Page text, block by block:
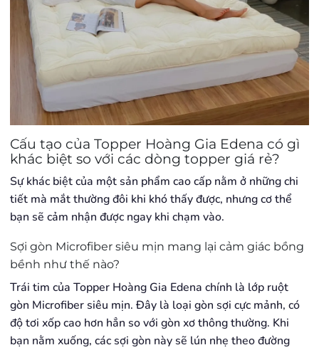
Cấu tạo của Topper Hoàng Gia Edena có gì
khác biệt so với các dòng topper giá rẻ?
Sự khác biệt của một sản phẩm cao cấp nằm ở những chi
tiết mà mắt thường đôi khi khó thấy được, nhưng cơ thể
bạn sẽ cảm nhận được ngay khi chạm vào.
Sợi gòn Microfiber siêu mịn mang lại cảm giác bồng
bềnh như thế nào?
Trái tim của Topper Hoàng Gia Edena chính là lớp ruột
gòn Microfiber siêu mịn. Đây là loại gòn sợi cực mảnh, có
độ tơi xốp cao hơn hẳn so với gòn xơ thông thường. Khi
bạn nằm xuống, các sợi gòn này sẽ lún nhẹ theo đường